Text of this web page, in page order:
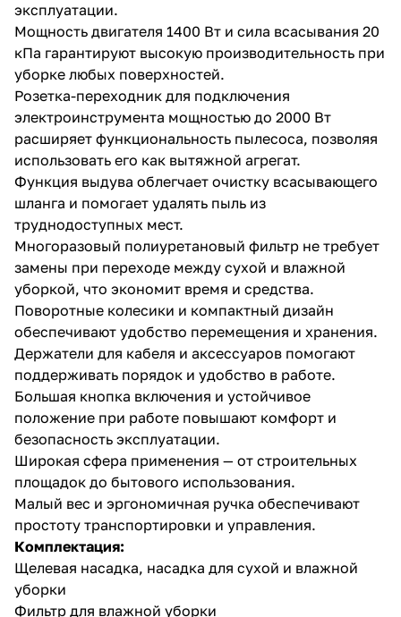
эксплуатации.
Мощность двигателя 1400 Вт и сила всасывания 20
кПа гарантируют высокую производительность при
уборке любых поверхностей.
Розетка-переходник для подключения
электроинструмента мощностью до 2000 Вт
расширяет функциональность пылесоса, позволяя
использовать его как вытяжной агрегат.
Функция выдува облегчает очистку всасывающего
шланга и помогает удалять пыль из
труднодоступных мест.
Многоразовый полиуретановый фильтр не требует
замены при переходе между сухой и влажной
уборкой, что экономит время и средства.
Поворотные колесики и компактный дизайн
обеспечивают удобство перемещения и хранения.
Держатели для кабеля и аксессуаров помогают
поддерживать порядок и удобство в работе.
Большая кнопка включения и устойчивое
положение при работе повышают комфорт и
безопасность эксплуатации.
Широкая сфера применения — от строительных
площадок до бытового использования.
Малый вес и эргономичная ручка обеспечивают
простоту транспортировки и управления.
Комплектация:
Щелевая насадка, насадка для сухой и влажной
уборки
Фильтр для влажной уборки